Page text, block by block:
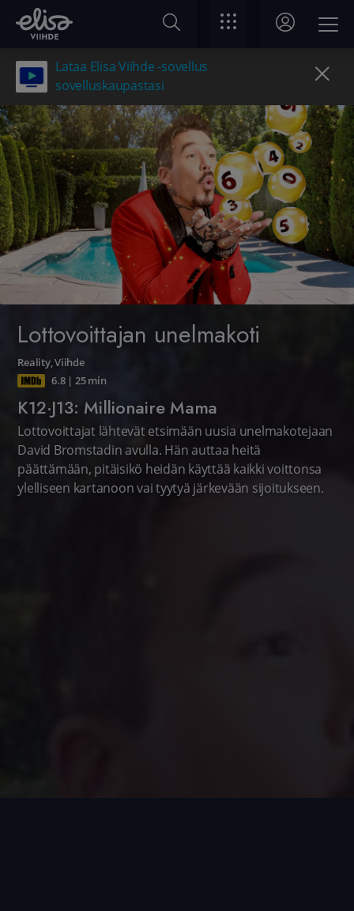
Lataa Elisa Viihde -sovellus
sovelluskaupastasi
Lottovoittajan unelmakoti
Reality,Viihde
6.8| 25 min
K12·J13: Millionaire Mama
Lottovoittajat lähtevät etsimään uusia unelmakotejaan
David Bromstadin avulla. Hän auttaa heitä
päättämään, pitäisikö heidän käyttää kaikki voittonsa
ylelliseen kartanoon vai tyytyä järkevään sijoitukseen.